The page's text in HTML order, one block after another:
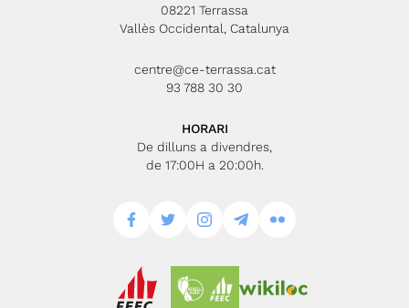
08221 Terrassa
Vallès Occidental, Catalunya
centre@ce-terrassa.cat
93 788 30 30
HORARI
De dilluns a divendres,
de 17:00H a 20:00h.